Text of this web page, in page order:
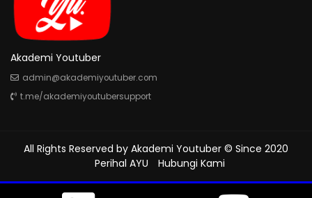
Akademi Youtuber
admin@akademiyoutuber.com
t.me/akademiyoutubersupport
All Rights Reserved by Akademi Youtuber © Since 2020
Perihal AYU
Hubungi Kami